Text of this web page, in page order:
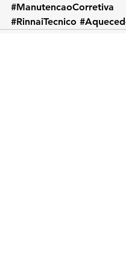
#ManutencaoCorretiva
#RinnaiTecnico